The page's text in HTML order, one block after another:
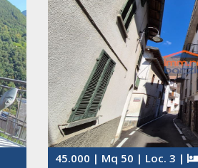
45.000 | Mq 50 | Loc. 3 |